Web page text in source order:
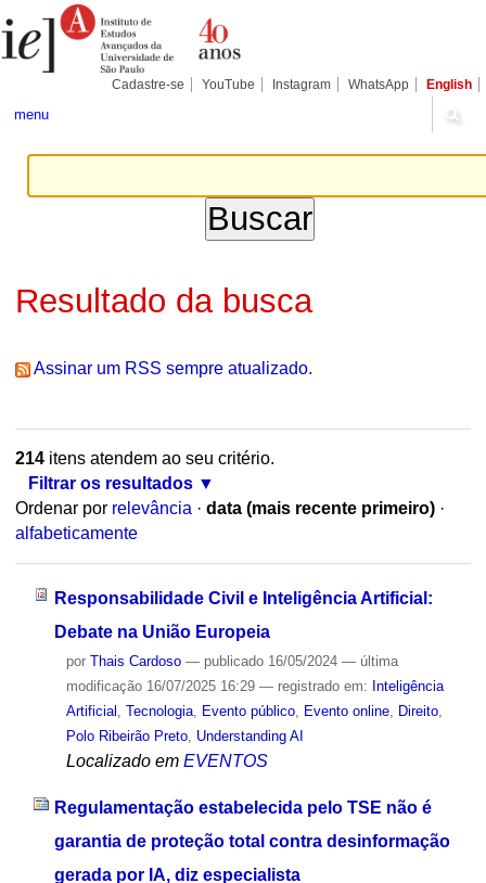
para
conteúdo.
Pessoais
Cadastre-se YouTube Instagram WhatsApp English
menu
Resultado da busca
Assinar um RSS sempre atualizado.
214itens atendem ao seu critério.
Filtrar os resultados
Ordenar por relevância · data (mais recente primeiro) ·
alfabeticamente
Responsabilidade Civil e Inteligência Artificial:
Debate na União Europeia
por Thais Cardoso — publicado16/05/2024 — última
modificação16/07/2025 16:29 — registrado em: Inteligência
Artificial
Tecnologia, Evento público, Evento online, Direito,
Polo Ribeirão Preto, Understanding AI
Localizado em EVENTOS
Regulamentação estabelecida pelo TSE não é
garantia de proteção total contra desinformação
gerada por IA, diz especialista